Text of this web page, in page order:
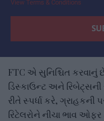
View Terms & Conditions
FTC એ સુનિશ્ચિત કરવાનું
ડિસ્કાઉન્ટ અને
રીતે સ્પર્ધા કરે,
રિટેલરોને નીચા ભાવ ઓફર